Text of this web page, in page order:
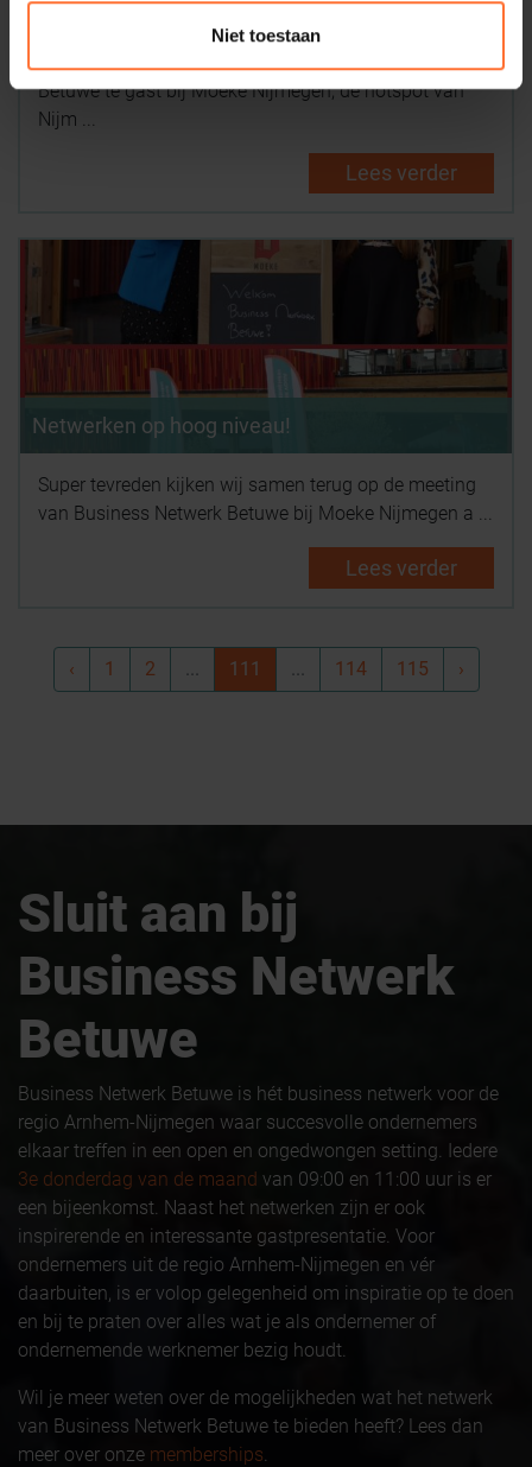
Niet toestaan
Betuwe te gast bij Moeke Nijmegen, dé hotspot van
Nijm ...
Lees verder
Netwerken op hoog niveau!
Super tevreden kijken wij samen terug op de meeting
van Business Netwerk Betuwe bij Moeke Nijmegen a ...
Lees verder
‹ 1 2 111 114 115 ›
Sluit aan bij
Business Netwerk
Betuwe
Business Netwerk Betuwe is hét business netwerk voor de
regio Arnhem-Nijmegen waar succesvolle ondernemers
elkaar treffen in een open en ongedwongen setting. Iedere
3e donderdag van de maand van 09:00 en 11:00 uur is er
een bijeenkomst. Naast het netwerken zijn er ook
inspirerende en interessante gastpresentatie. Voor
ondernemers uit de regio Arnhem-Nijmegen en vér
daarbuiten, is er volop gelegenheid om inspiratie op te doen
en bij te praten over alles wat je als ondernemer of
ondernemende werknemer bezig houdt.
Wil je meer weten over de mogelijkheden wat het netwerk
van Business Netwerk Betuwe te bieden heeft? Lees dan
meer over onze memberships